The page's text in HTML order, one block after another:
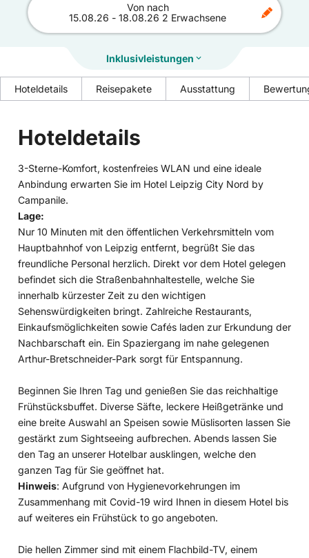
Von nach
15.08.26 - 18.08.26 2 Erwachsene
Inklusivleistungen
Hoteldetails Reisepakete Ausstattung
Hoteldetails
3-Sterne-Komfort, kostenfreies WLAN und eine ideale
Anbindung erwarten Sie im Hotel Leipzig City Nord by
Campanile.
Lage:
Nur 10 Minuten mit den öffentlichen Verkehrsmitteln vom
Hauptbahnhof von Leipzig entfernt, begrüßt Sie das
freundliche Personal herzlich. Direkt vor dem Hotel gelegen
befindet sich die Straßenbahnhaltestelle, welche Sie
innerhalb kürzester Zeit zu den wichtigen
Sehenswürdigkeiten bringt. Zahlreiche Restaurants,
Einkaufsmöglichkeiten sowie Cafés laden zur Erkundung der
Nachbarschaft ein. Ein Spaziergang im nahe gelegenen
Arthur-Bretschneider-Park sorgt für Entspannung.
Beginnen Sie Ihren Tag und genießen Sie das reichhaltige
Frühstücksbuffet. Diverse Säfte, leckere Heißgetränke und
eine breite Auswahl an Speisen sowie Müslisorten lassen Sie
gestärkt zum Sightseeing aufbrechen. Abends lassen Sie
den Tag an unserer Hotelbar ausklingen, welche den
ganzen Tag für Sie geöffnet hat.
Hinweis: Aufgrund von Hygienevorkehrungen im
Zusammenhang mit Covid-19 wird Ihnen in diesem Hotel bis
auf weiteres ein Frühstück to go angeboten.
Die hellen Zimmer sind mit einem Flachbild-TV, einem